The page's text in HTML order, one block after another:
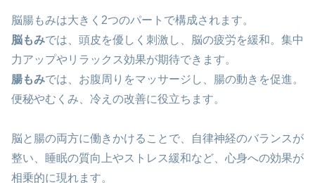
脳腸もみは大きく2つのパートで構成されます。
脳もみでは、頭皮を優しく刺激し、脳の疲労を緩和。集中
力アップやリラックス効果が期待できます。
腸もみでは、お腹周りをマッサージし、腸の動きを促進。
便秘やむくみ、冷えの改善に役立ちます。
脳と腸の両方に働きかけることで、自律神経のバランスが
整い、睡眠の質向上やストレス緩和など、心身への効果が
相乗的に現れます。